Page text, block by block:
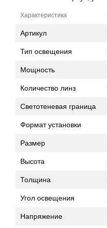
Характеристика
Артикул
Тип освещения
Мощность
Количество линз
Светотеневая граница
Формат установки
Размер
Высота
Толщина
Угол освещения
Напряжение